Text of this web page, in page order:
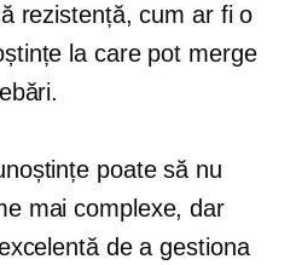
rezistență, cum ar fi o
la care pot merge
poate să nu
mai complexe, dar
de a gestiona